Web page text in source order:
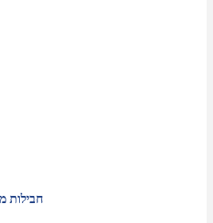
חבילות